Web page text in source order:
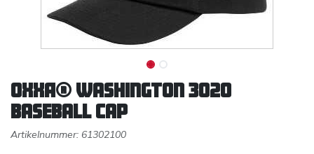
OXXA® Washington 3020
Baseball Cap
Artikelnummer: 61302100